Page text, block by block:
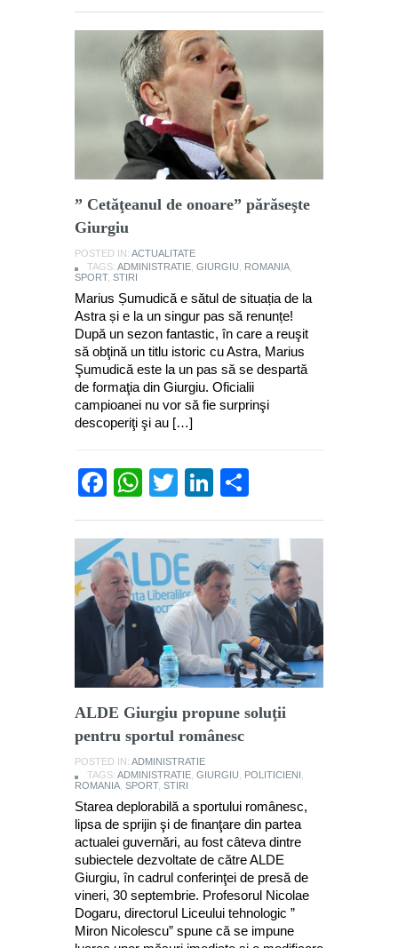
” Cetăţeanul de onoare” părăseşte
Giurgiu
POSTED IN: ACTUALITATE
TAGS: ADMINISTRATIE GIURGIU ROMANIA
SPORT, STIRI
Marius Șumudică e sătul de situația de la
Astra și e la un singur pas să renunțe!
După un sezon fantastic, în care a reuşit
să obţină un titlu istoric cu Astra, Marius
Şumudică este la un pas să se despartă
de formaţia din Giurgiu. Oficialii
campioanei nu vor să fie surprinşi
descoperiţi şi au […]
Facebook
WhatsApp
TwitterLinkedIn
ALDE Giurgiu propune soluţii
pentru sportul românesc
POSTED IN: ADMINISTRATIE
TAGS: ADMINISTRATIE GIURGIU POLITICIENI
ROMANIA SPORT, STIRI
Starea deplorabilă a sportului românesc,
lipsa de sprijin şi de finanţare din partea
actualei guvernări, au fost câteva dintre
subiectele dezvoltate de către ALDE
Giurgiu, în cadrul conferinţei de presă de
vineri, 30 septembrie. Profesorul Nicolae
Dogaru, directorul Liceului tehnologic ”
Miron Nicolescu” spune că se impune